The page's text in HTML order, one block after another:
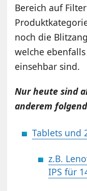
Bereich auf
noch die
welche
einsehbar sind.
Nur heute sind
anderem
Tablets und
z.B.
IPS für